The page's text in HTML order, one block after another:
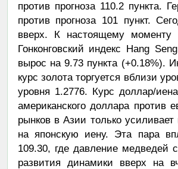
против прогноза 110.2 пункта.
против прогноза 101 пункт.
вверх. К настоящему моменту
Гонконговский индекс Hang
вырос на 9.73 пункта (+0.18%).
курс золота торгуется вблизи
уровня 1.2776. Курс доллар/
американского доллара
рынков в Азии только
на японскую иену. Эта пара
109.30, где давление медведей
развития динамики вверх на